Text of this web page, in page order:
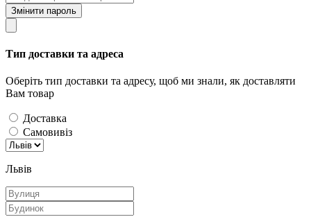
Змінити пароль
Тип доставки та адреса
Оберіть тип доставки та адресу, щоб ми знали, як доставляти
Вам товар
Доставка
Самовивіз
Львів